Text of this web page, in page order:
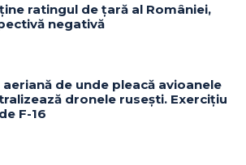
ratingul de țară al României,
negativă
de unde pleacă avioanele
dronele rusești. Exercițiu
F-16